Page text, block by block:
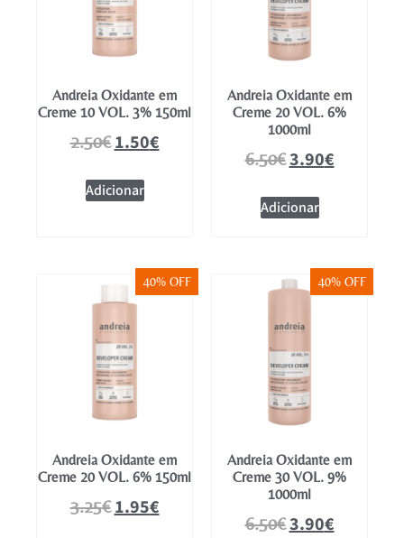
Andreia Oxidante em
Creme 10 VOL. 3% 150ml
2.50€1.50€
Adicionar
Andreia Oxidante em
Creme 20 VOL. 6%
1000ml
6.50€3.90€
Adicionar
40% OFF
Andreia Oxidante em
Creme 20 VOL. 6% 150ml
3.25€1.95€
40% OFF
Andreia Oxidante em
Creme 30 VOL. 9%
1000ml
6.50€3.90€